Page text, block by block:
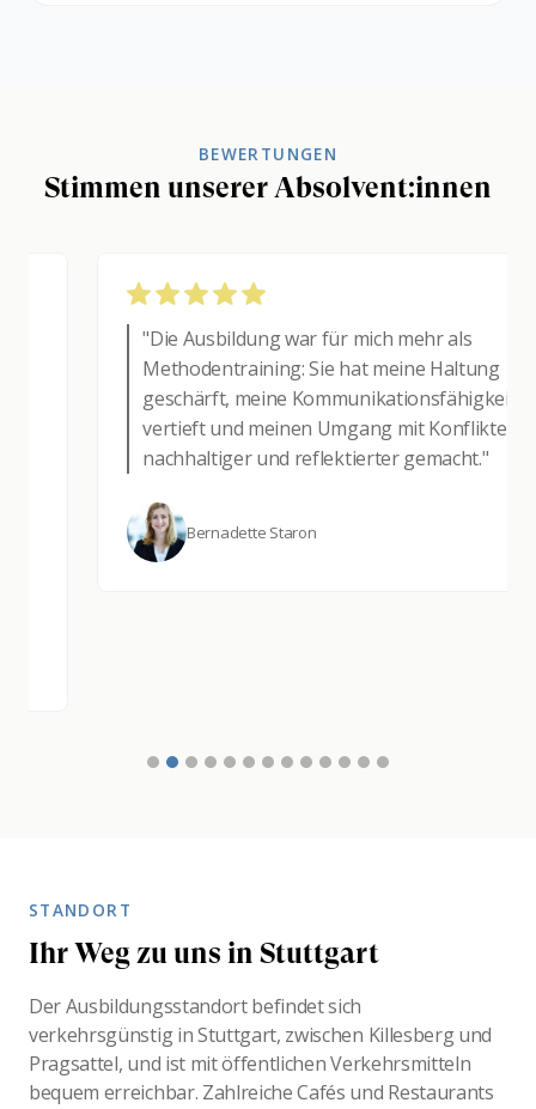
BEWERTUNGEN
Stimmen unserer Absolvent:innen
"Die Ausbildung war für mich mehr als
Methodentraining: Sie hat meine Haltung
geschärft, meine Kommunikationsfähigkeit
vertieft und meinen Umgang mit Konflikten
nachhaltiger und reflektierter gemacht."
Bernadette Staron
STANDORT
Ihr Weg zu uns in Stuttgart
Der Ausbildungsstandort befindet sich
verkehrsgünstig in Stuttgart, zwischen Killesberg und
Pragsattel, und ist mit öffentlichen Verkehrsmitteln
bequem erreichbar. Zahlreiche Cafés und Restaurants